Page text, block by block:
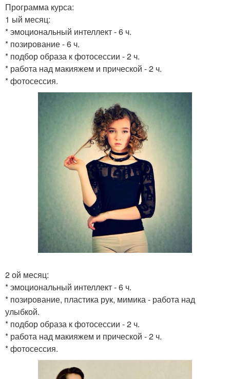
Программа курса:
1 ый месяц:
* эмоциональный интеллект - 6 ч.
* позирование - 6 ч.
* подбор образа к фотосессии - 2 ч.
* работа над макияжем и прической - 2 ч.
* фотосессия.
2 ой месяц:
* эмоциональный интеллект - 6 ч.
* позирование, пластика рук, мимика - работа над
улыбкой.
* подбор образа к фотосессии - 2 ч.
* работа над макияжем и прической - 2 ч.
* фотосессия.